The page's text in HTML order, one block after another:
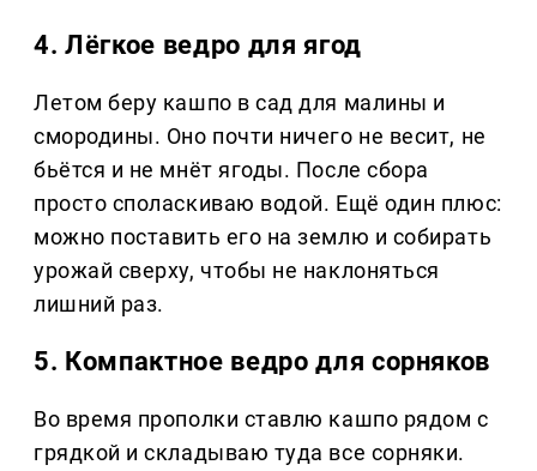
4. Лёгкое ведро для ягод
Летом беру кашпо в сад для малины и
смородины. Оно почти ничего не весит, не
бьётся и не мнёт ягоды. После сбора
просто споласкиваю водой. Ещё один плюс:
можно поставить его на землю и собирать
урожай сверху, чтобы не наклоняться
лишний раз.
5. Компактное ведро для сорняков
Во время прополки ставлю кашпо рядом с
грядкой и складываю туда все сорняки.